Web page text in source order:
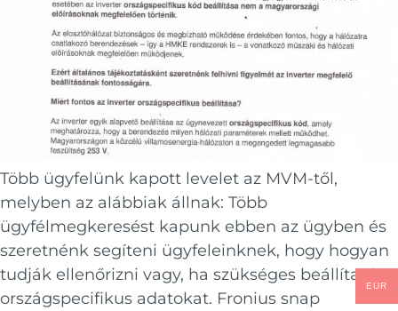
Több ügyfelünk kapott levelet az MVM-től,
melyben az alábbiak állnak: Több
ügyfélmegkeresést kapunk ebben az ügyben és
szeretnénk segíteni ügyfeleinknek, hogy hogyan
tudják ellenőrizni vagy, ha szükséges beállítani az
országspecifikus adatokat. Fronius snap
EUR